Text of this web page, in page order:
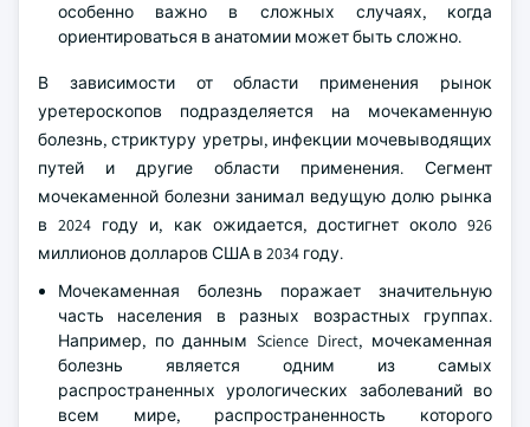
особенно важно в сложных случаях, когда
ориентироваться в анатомии может быть сложно.
В зависимости от области применения рынок
уретероскопов подразделяется на мочекаменную
болезнь, стриктуру уретры, инфекции мочевыводящих
путей и другие области применения. Сегмент
мочекаменной болезни занимал ведущую долю рынка
в 2024 году и, как ожидается, достигнет около 926
миллионов долларов США в 2034 году.
Мочекаменная болезнь поражает значительную
часть населения в разных возрастных группах.
Например, по данным Science Direct, мочекаменная
болезнь является одним из самых
распространенных урологических заболеваний во
всем мире, распространенность которого